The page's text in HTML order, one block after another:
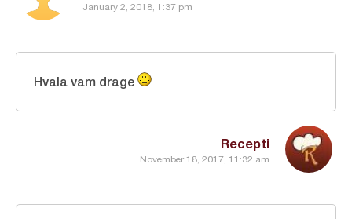
January 2, 2018, 1:37 pm
Recepti
November 18, 2017, 11:32 am
Hvala vam drage